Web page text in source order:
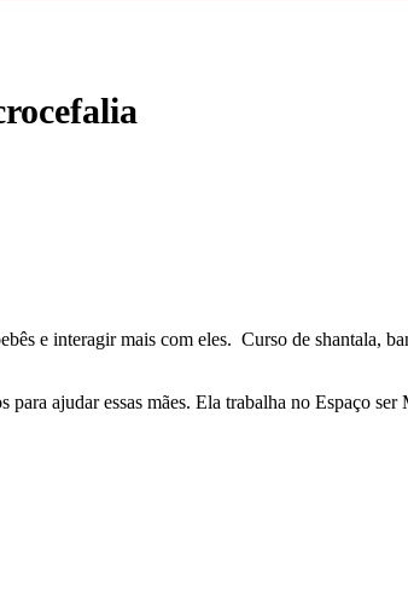
e interagir mais com eles. Curso de shantala,
ajudar essas mães. Ela trabalha no Espaço ser